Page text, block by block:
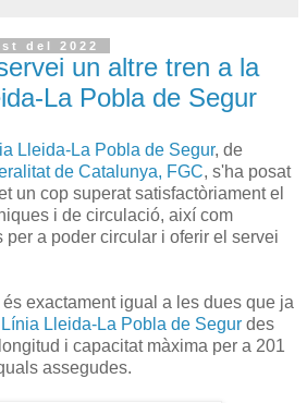
del 2022
un altre tren a la
La Pobla de Segur
Lleida-La Pobla de Segur, de
de Catalunya, FGC, s'ha posat
un cop superat satisfactòriament el
i de circulació, així com
a poder circular i oferir el servei
exactament igual a les dues que ja
Línia Lleida-La Pobla de Segur des
i capacitat màxima per a 201
assegudes.